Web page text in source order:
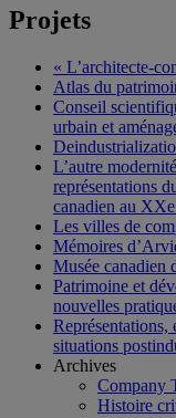
Projets
« L’architecte-
Atlas du
Conseil
urbain et
L’autre
représentations
canadien au
Les villes de
Mémoires
Musée canadien
Patrimoine et
nouvelles
Représentations,
situations
Archives
Company
Histoire